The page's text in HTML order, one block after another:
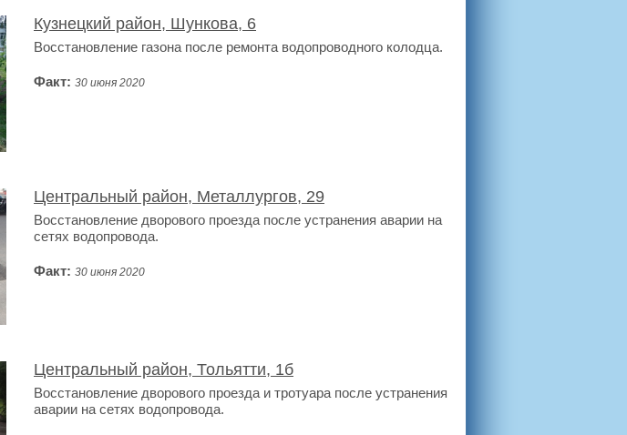
Кузнецкий район, Шункова, 6
Восстановление газона после ремонта водопроводного колодца.
Факт: 30 июня 2020
Центральный район, Металлургов, 29
Восстановление дворового проезда после устранения аварии на
сетях водопровода.
Факт: 30 июня 2020
Центральный район, Тольятти, 1б
Восстановление дворового проезда и тротуара после устранения
аварии на сетях водопровода.